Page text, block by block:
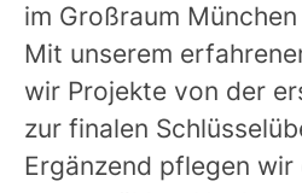
im Großraum
Mit unserem
wir Projekte von der
zur finalen
Ergänzend pflegen wir